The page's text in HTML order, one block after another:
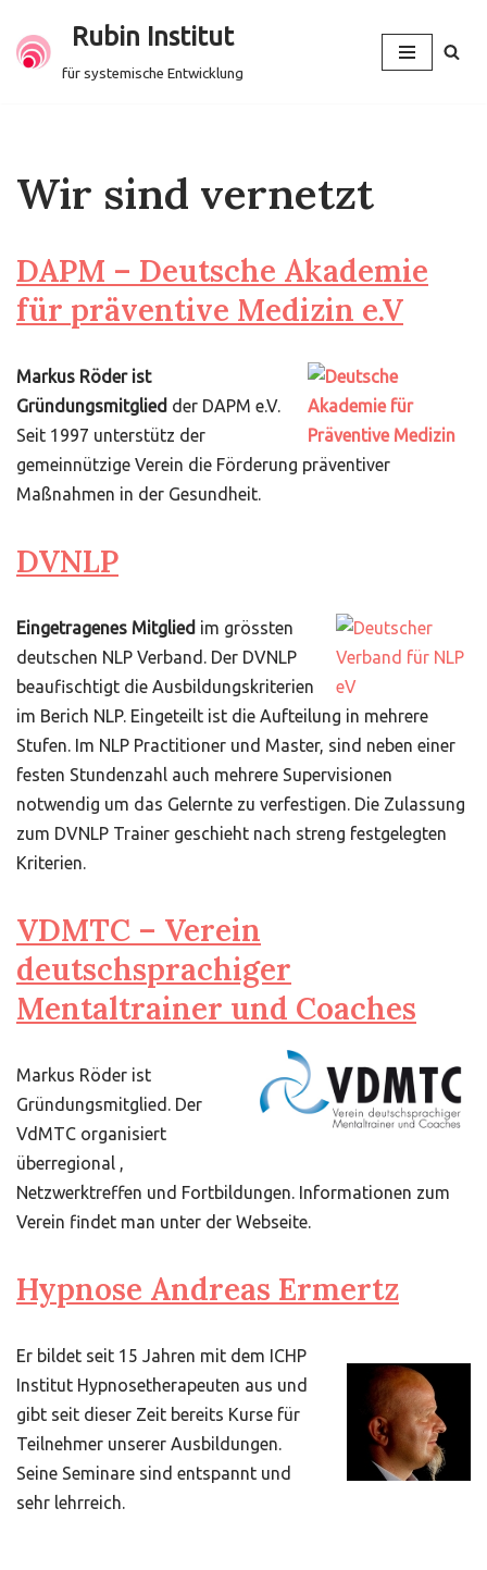
Zum
Rubin Institut
für systemische Entwicklung
Wir sind vernetzt
DAPM – Deutsche Akademie
für präventive Medizin e.V
Markus Röder ist
Gründungsmitglied der DAPM e.V.
Seit 1997 unterstütz der
gemeinnützige Verein die Förderung präventiver
Maßnahmen in der Gesundheit.
DVNLP
Eingetragenes Mitglied im grössten
deutschen NLP Verband. Der DVNLP
beaufischtigt die Ausbildungskriterien
im Berich NLP. Eingeteilt ist die Aufteilung in mehrere
Stufen. Im NLP Practitioner und Master, sind neben einer
festen Stundenzahl auch mehrere Supervisionen
notwendig um das Gelernte zu verfestigen. Die Zulassung
zum DVNLP Trainer geschieht nach streng festgelegten
Kriterien.
VDMTC – Verein
deutschsprachiger
Mentaltrainer und Coaches
Markus Röder ist
Gründungsmitglied. Der
VdMTC organisiert
überregional ,
Netzwerktreffen und Fortbildungen. Informationen zum
Verein findet man unter der Webseite.
Hypnose Andreas Ermertz
Er bildet seit 15 Jahren mit dem ICHP
Institut Hypnosetherapeuten aus und
gibt seit dieser Zeit bereits Kurse für
Teilnehmer unserer Ausbildungen.
Seine Seminare sind entspannt und
sehr lehrreich.